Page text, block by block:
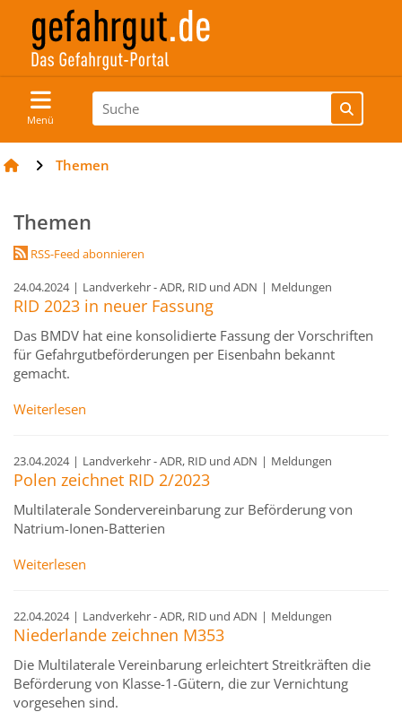
Menü
Themen
Themen
RSS-Feed abonnieren
24.04.2024 | Landverkehr - ADR, RID und ADN | Meldungen
RID 2023 in neuer Fassung
Das BMDV hat eine konsolidierte Fassung der Vorschriften
für Gefahrgutbeförderungen per Eisenbahn bekannt
gemacht.
Weiterlesen
23.04.2024 | Landverkehr - ADR, RID und ADN | Meldungen
Polen zeichnet RID 2/2023
Multilaterale Sondervereinbarung zur Beförderung von
Natrium-Ionen-Batterien
Weiterlesen
22.04.2024 | Landverkehr - ADR, RID und ADN | Meldungen
Niederlande zeichnen M353
Die Multilaterale Vereinbarung erleichtert Streitkräften die
Beförderung von Klasse-1-Gütern, die zur Vernichtung
vorgesehen sind.